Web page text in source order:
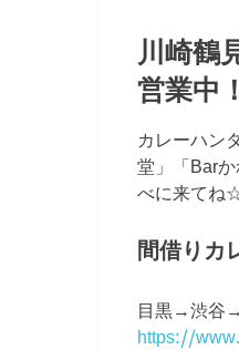
川崎鶴
営業中！
カレーハン
堂」「Bar
べに来てね
間借りカ
目黒→渋谷
https://